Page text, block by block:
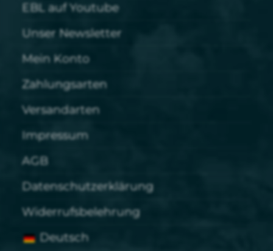
EBL auf Youtube
Unser Newsletter
Mein Konto
Zahlungsarten
Versandarten
Impressum
AGB
Datenschutzerklärung
Widerrufsbelehrung
Deutsch